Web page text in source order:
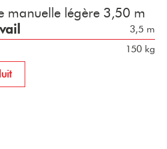
manuelle légère 3,50 m
3,5 m
150 kg